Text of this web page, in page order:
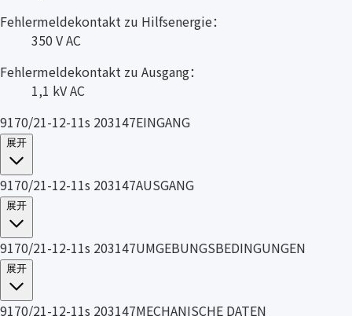
Fehlermeldekontakt zu Hilfsenergie：
350 V AC
Fehlermeldekontakt zu Ausgang：
1,1 kV AC
9170/21-12-11s 203147EINGANG
展开
9170/21-12-11s 203147AUSGANG
展开
9170/21-12-11s 203147UMGEBUNGSBEDINGUNGEN
展开
9170/21-12-11s 203147MECHANISCHE DATEN